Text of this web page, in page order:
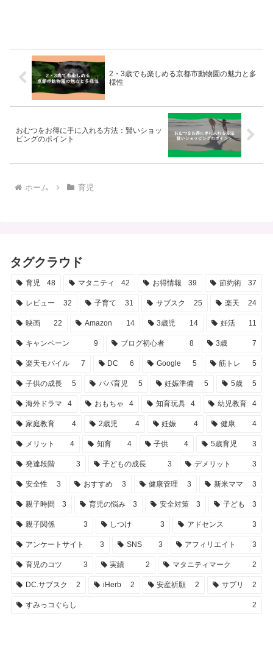
2・3歳でも楽しめる京都市動物園の魅力と多
様性
おむつをお得に手に入れる方法：賢いショッ
ピングのポイント
ホーム 育児
タグクラウド
育児 48 マタニティ 42 お得情報 39 節約術 37
レビュー 32 子育て 31 サブスク 25 楽天 24
映画 22 Amazon 14 3歳児 14 妊活 11
キャンペーン 9 ブログ初心者 8 3歳 7
楽天モバイル 7 DC 6 Google 5 筋トレ 5
子供の成長 5 パパ育児 5 妊娠準備 5 5歳 5
海外ドラマ 4 おもちゃ 4 知育玩具 4 幼児教育 4
家庭教育 4 2歳児 4 妊娠 4 健康 4
メリット 4 知育 4 子供 4 5歳育児 3
発達段階 3 子どもの成長 3 デメリット 3
安全性 3 おすすめ 3 健康管理 3 新米ママ 3
親子時間 3 育児の悩み 3 安全対策 3 子ども 3
親子関係 3 しつけ 3 アドセンス 3
アンケートサイト 3 SNS 3 アフィリエイト 3
育児のコツ 3 実績 2 マタニティマーク 2
DC.サブスク 2 iHerb 2 安産祈願 2 サプリ 2
すみっコぐらし 2